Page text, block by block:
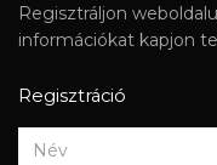
Regisztráljon
információkat kapjon
Regisztráció